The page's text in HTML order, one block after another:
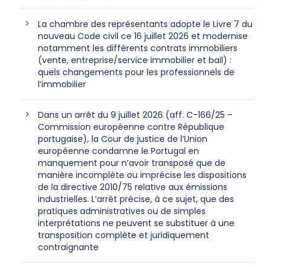
La chambre des représentants adopte le Livre 7 du
nouveau Code civil ce 16 juillet 2026 et modernise
notamment les différents contrats immobiliers
(vente, entreprise/service immobilier et bail) :
quels changements pour les professionnels de
l’immobilier
Dans un arrêt du 9 juillet 2026 (aff. C-166/25 –
Commission européenne contre République
portugaise), la Cour de justice de l’Union
européenne condamne le Portugal en
manquement pour n’avoir transposé que de
manière incomplète ou imprécise les dispositions
de la directive 2010/75 relative aux émissions
industrielles. L’arrêt précise, à ce sujet, que des
pratiques administratives ou de simples
interprétations ne peuvent se substituer à une
transposition complète et juridiquement
contraignante